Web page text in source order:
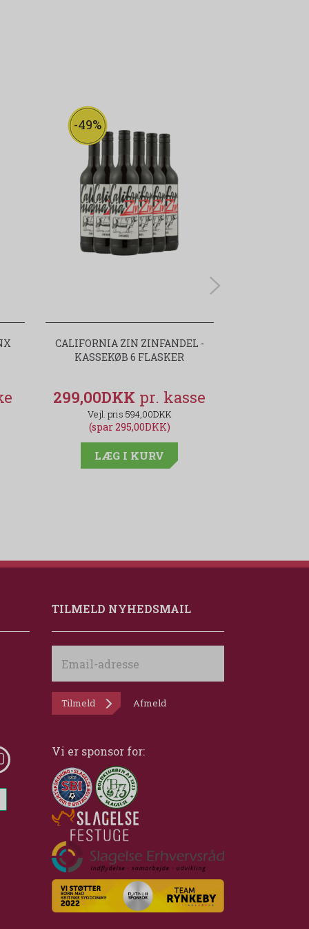
-49%
CALIFORNIA ZIN ZINFANDEL -
KASSEKØB 6 FLASKER
299,00DKK
594,00DKK
(spar 295,00DKK)
LÆG I KURV
TILMELD NYHEDSMAIL
adresse
Tilmeld Afmeld
Vi er sponsor for: